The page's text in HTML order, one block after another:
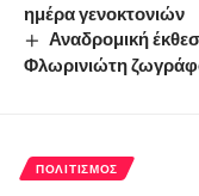
ημέρα γενοκτονιών
Αναδρομική
Φλωρινιώτη
ΠΟΛΙΤΙΣΜΌΣ